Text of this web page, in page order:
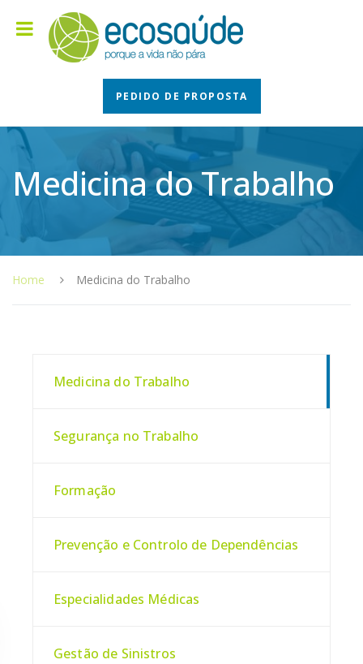
PEDIDO DE PROPOSTA
Medicina do Trabalho
Home Medicina do Trabalho
Medicina do Trabalho
Segurança no Trabalho
Formação
Prevenção e Controlo de Dependências
Especialidades Médicas
Gestão de Sinistros